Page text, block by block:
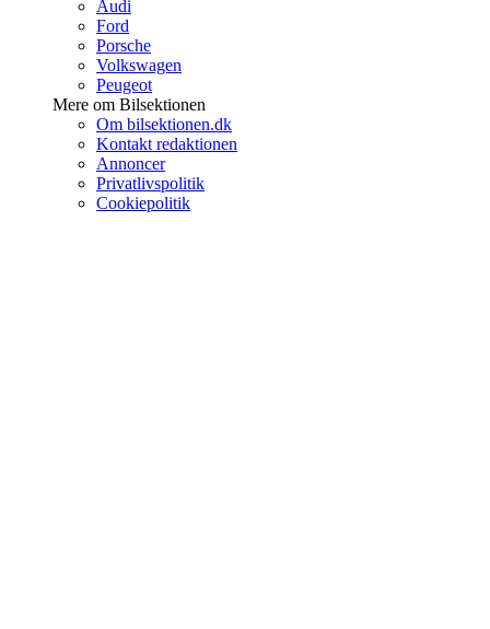
Audi
Ford
Porsche
Volkswagen
Peugeot
Mere om Bilsektionen
Om bilsektionen.dk
Kontakt redaktionen
Annoncer
Privatlivspolitik
Cookiepolitik